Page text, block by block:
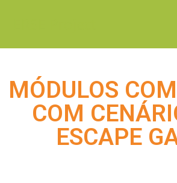
MÓDULOS
COM
ESCAPE